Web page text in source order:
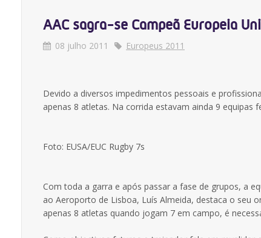
AAC sagra-se Campeã Europeia
08 julho 2011 Europeus 2011
Devido a diversos impedimentos pessoais e
apenas 8 atletas. Na corrida estavam ainda 9 equipas
Foto: EUSA/EUC Rugby 7s
Com toda a garra e após passar a fase de grupos, a
ao Aeroporto de Lisboa, Luís Almeida, destaca o seu
apenas 8 atletas quando jogam 7 em campo, é